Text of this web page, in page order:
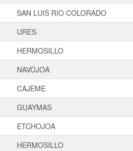
SAN LUIS RIO COLORADO
URES
HERMOSILLO
NAVOJOA
CAJEME
GUAYMAS
ETCHOJOA
HERMOSILLO